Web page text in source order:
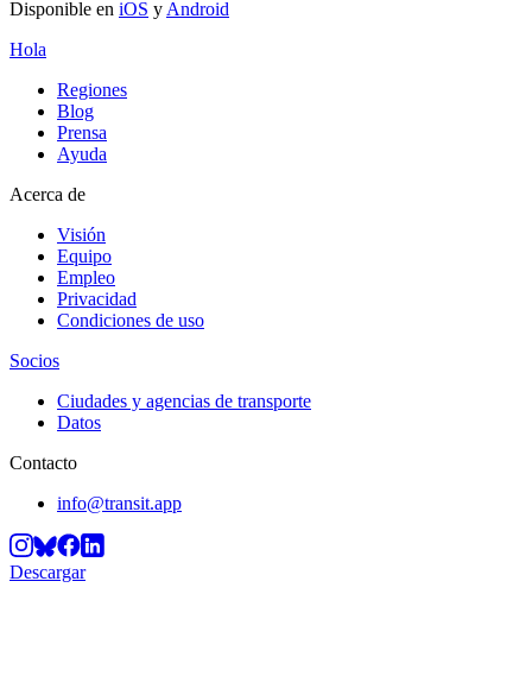
Disponible en iOS y Android
Hola
Regiones
Blog
Prensa
Ayuda
Acerca de
Visión
Equipo
Empleo
Privacidad
Condiciones de uso
Socios
Ciudades y agencias de transporte
Datos
Contacto
info@transit.app
Descargar